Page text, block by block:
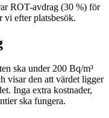
ROT-avdrag (30 %) för
vi efter platsbesök.
ska under 200 Bq/m³
visar den att värdet ligger
Inga extra kostnader,
ska fungera.